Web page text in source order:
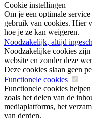
Cookie instellingen
Om je een optimale
gebruik van cookies. Hier
hoe je ze kan weigeren.
Noodzakelijk, altijd
Noodzakelijke cookies zijn
website en zonder deze
Deze cookies slaan geen
Functionele cookies
Functionele cookies
zoals het delen van de
mediaplatforms, het
van derden.